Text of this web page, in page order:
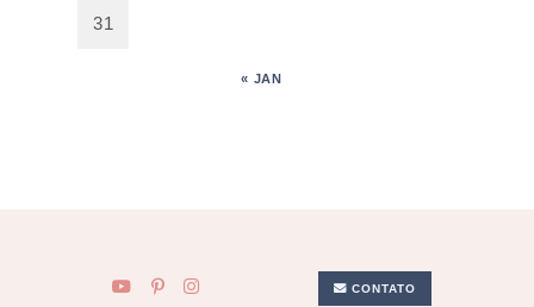
31
« JAN
CONTATO